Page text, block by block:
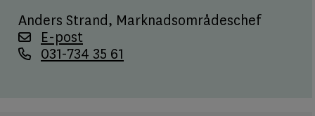
Anders Strand, Marknadsområdeschef
E-post
031-734 35 61